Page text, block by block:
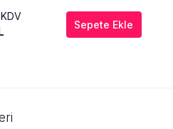
Sepete Ekle